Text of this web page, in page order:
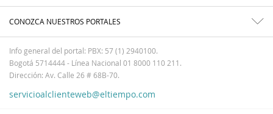
CONOZCA NUESTROS PORTALES
Info general del portal: PBX: 57 (1) 2940100.
Bogotá 5714444 - Línea Nacional 01 8000 110 211.
Dirección: Av. Calle 26 # 68B-70.
servicioalclienteweb@eltiempo.com